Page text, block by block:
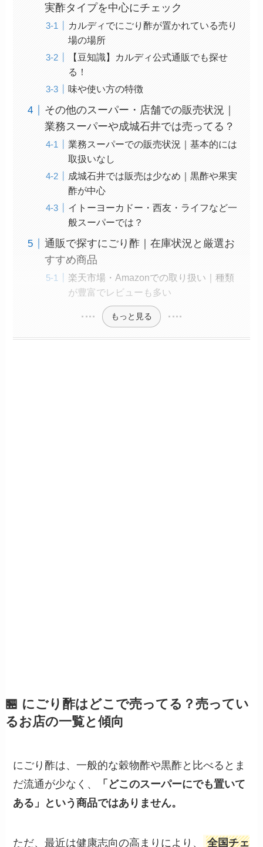
実酢タイプを中心にチェック
カルディでにごり酢が置かれている売り
場の場所
【豆知識】カルディ公式通販でも探せ
る！
味や使い方の特徴
その他のスーパー・店舗での販売状況｜
業務スーパーや成城石井では売ってる？
業務スーパーでの販売状況｜基本的には
取扱いなし
成城石井では販売は少なめ｜黒酢や果実
酢が中心
イトーヨーカドー・西友・ライフなど一
般スーパーでは？
通販で探すにごり酢｜在庫状況と厳選お
すすめ商品
楽天市場・Amazonでの取り扱い｜種類
が豊富でレビューも多い
もっと見る
🏪 にごり酢はどこで売ってる？売ってい
るお店の一覧と傾向
にごり酢は、一般的な穀物酢や黒酢と比べるとま
だ流通が少なく、
「どこのスーパーにでも置いて
ある」という商品ではありません。
ただ、最近は健康志向の高まりにより、 全国チェ